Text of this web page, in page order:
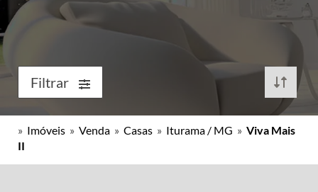
Filtrar
» Imóveis » Venda » Casas » Iturama / MG » Viva Mais
II